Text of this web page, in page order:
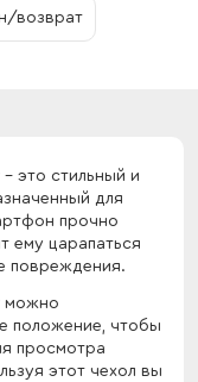
возврат
это стильный и
для
прочно
ему царапаться
повреждения.
можно
положение, чтобы
просмотра
этот чехол вы